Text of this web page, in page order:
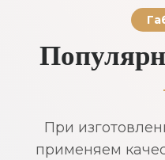
При
применяем